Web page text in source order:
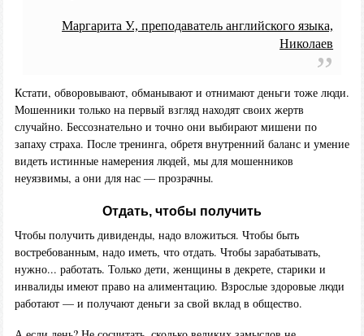
Маргарита У., преподаватель английского языка,
Николаев
Кстати, обворовывают, обманывают и отнимают деньги тоже люди.
Мошенники только на первый взгляд находят своих жертв
случайно. Бессознательно и точно они выбирают мишени по
запаху страха. После тренинга, обретя внутренний баланс и умение
видеть истинные намерения людей, мы для мошенников
неуязвимы, а они для нас — прозрачны.
Отдать, чтобы получить
Чтобы получить дивиденды, надо вложиться. Чтобы быть
востребованным, надо иметь, что отдать. Чтобы зарабатывать,
нужно... работать. Только дети, женщины в декрете, старики и
инвалиды имеют право на алиментацию. Взрослые здоровые люди
работают — и получают деньги за свой вклад в общество.